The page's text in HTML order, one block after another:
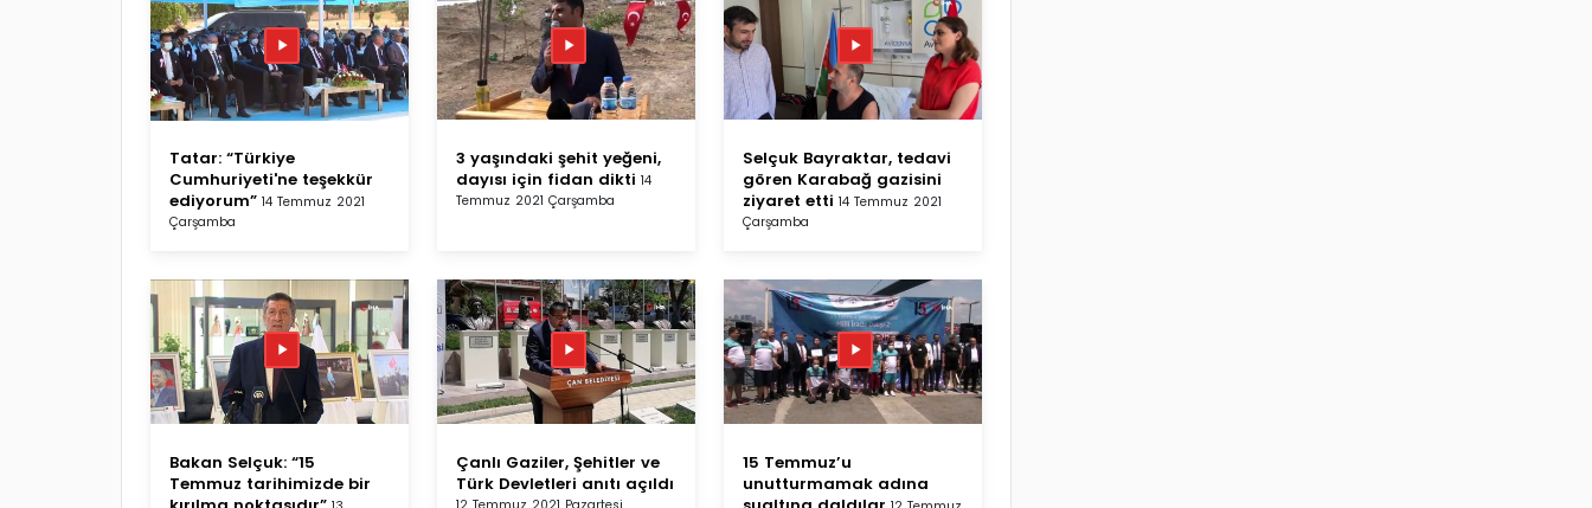
Tatar: “Türkiye
Cumhuriyeti'ne teşekkür
ediyorum” 14 Temmuz 2021
Çarşamba
3 yaşındaki şehit yeğeni,
dayısı için fidan dikti 14
Temmuz 2021 Çarşamba
Selçuk Bayraktar, tedavi
gören Karabağ gazisini
ziyaret etti 14 Temmuz 2021
Çarşamba
Bakan Selçuk: “15
Temmuz tarihimizde bir
Çanlı Gaziler, Şehitler ve
Türk Devletleri anıtı açıldı
15 Temmuz’u
unutturmamak adına